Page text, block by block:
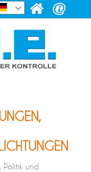
Politik und